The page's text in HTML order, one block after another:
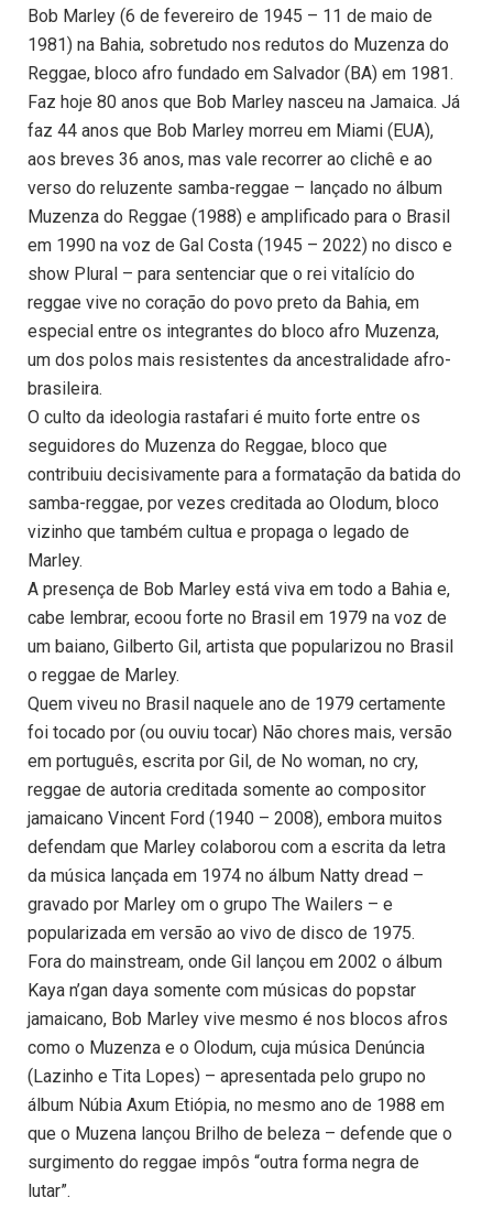
Bob Marley (6 de fevereiro de 1945 – 11 de maio de
1981) na Bahia, sobretudo nos redutos do Muzenza do
Reggae, bloco afro fundado em Salvador (BA) em 1981.
Faz hoje 80 anos que Bob Marley nasceu na Jamaica. Já
faz 44 anos que Bob Marley morreu em Miami (EUA),
aos breves 36 anos, mas vale recorrer ao clichê e ao
verso do reluzente samba-reggae – lançado no álbum
Muzenza do Reggae (1988) e amplificado para o Brasil
em 1990 na voz de Gal Costa (1945 – 2022) no disco e
show Plural – para sentenciar que o rei vitalício do
reggae vive no coração do povo preto da Bahia, em
especial entre os integrantes do bloco afro Muzenza,
um dos polos mais resistentes da ancestralidade afro-
brasileira.
O culto da ideologia rastafari é muito forte entre os
seguidores do Muzenza do Reggae, bloco que
contribuiu decisivamente para a formatação da batida do
samba-reggae, por vezes creditada ao Olodum, bloco
vizinho que também cultua e propaga o legado de
Marley.
A presença de Bob Marley está viva em todo a Bahia e,
cabe lembrar, ecoou forte no Brasil em 1979 na voz de
um baiano, Gilberto Gil, artista que popularizou no Brasil
o reggae de Marley.
Quem viveu no Brasil naquele ano de 1979 certamente
foi tocado por (ou ouviu tocar) Não chores mais, versão
em português, escrita por Gil, de No woman, no cry,
reggae de autoria creditada somente ao compositor
jamaicano Vincent Ford (1940 – 2008), embora muitos
defendam que Marley colaborou com a escrita da letra
da música lançada em 1974 no álbum Natty dread –
gravado por Marley om o grupo The Wailers – e
popularizada em versão ao vivo de disco de 1975.
Fora do mainstream, onde Gil lançou em 2002 o álbum
Kaya n’gan daya somente com músicas do popstar
jamaicano, Bob Marley vive mesmo é nos blocos afros
como o Muzenza e o Olodum, cuja música Denúncia
(Lazinho e Tita Lopes) – apresentada pelo grupo no
álbum Núbia Axum Etiópia, no mesmo ano de 1988 em
que o Muzena lançou Brilho de beleza – defende que o
surgimento do reggae impôs “outra forma negra de
lutar”.